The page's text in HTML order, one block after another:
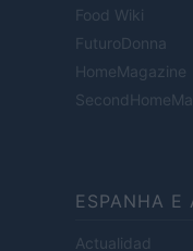
Food Wiki
FuturoDonna
HomeMagazine
ESPANHA E
Actualidad